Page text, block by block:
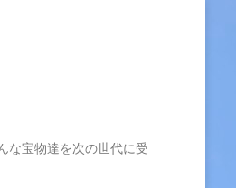
な宝物達を次の世代に受